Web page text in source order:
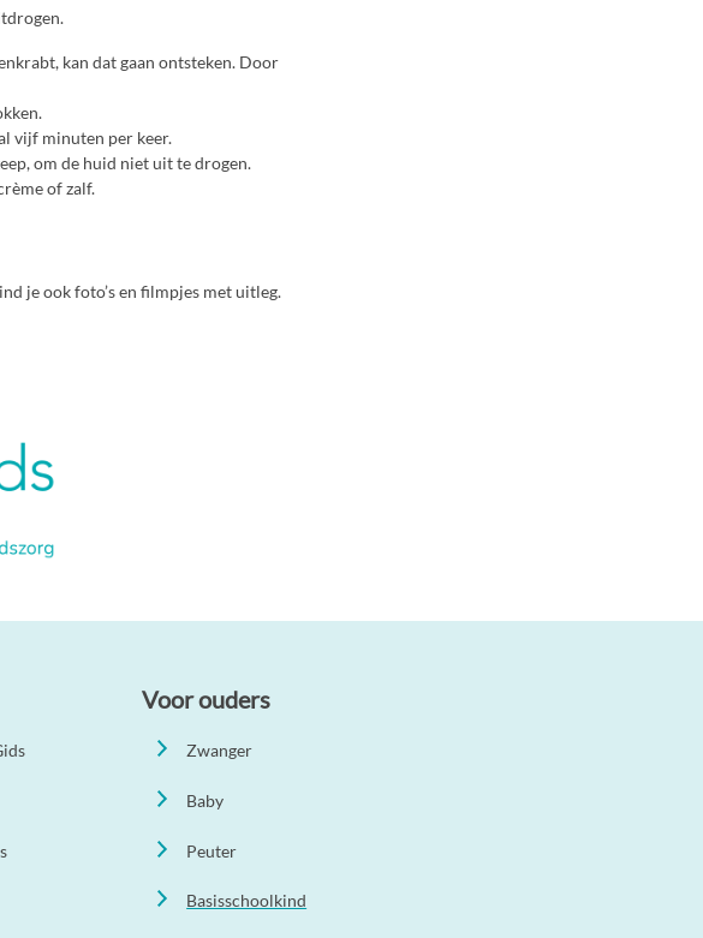
kan dat gaan ontsteken. Door
vijf minuten per keer.
om de huid niet uit te drogen.
of zalf.
je ook foto’s en filmpjes met uitleg.
Voor ouders
Zwanger
Baby
Peuter
Basisschoolkind